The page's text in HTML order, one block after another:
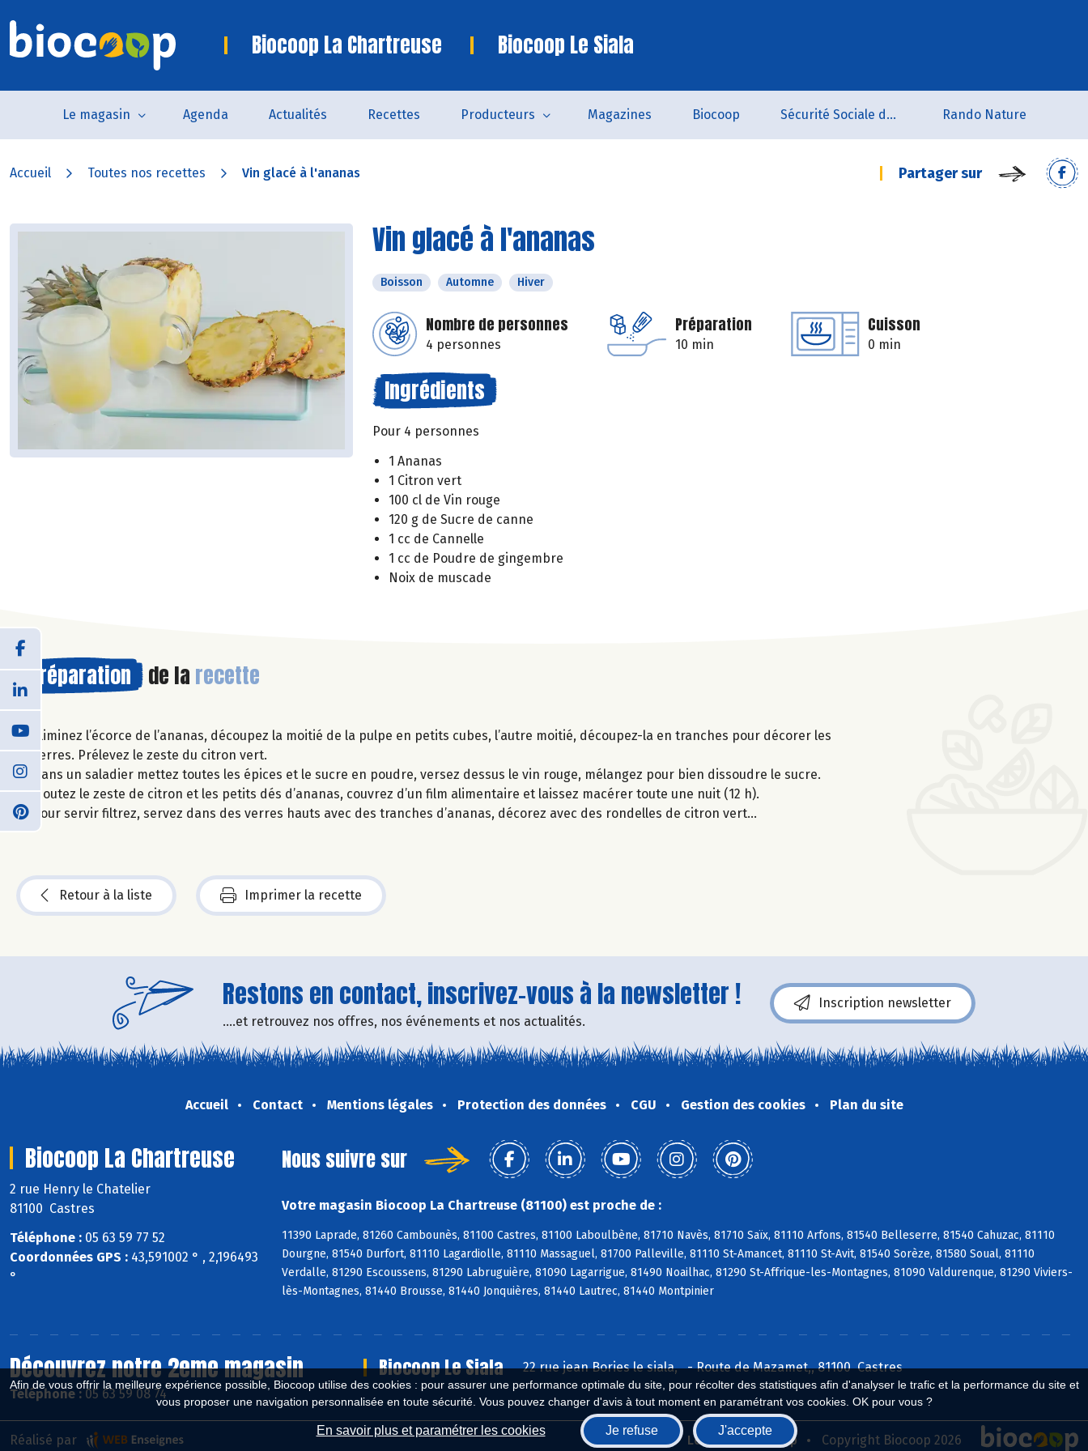
Afin de vous offrir la meilleure expérience possible, Biocoop utilise des cookies : pour assurer une performance optimale du site, pour récolter des statistiques afin d'analyser le trafic et la performance du site et
vous proposer une navigation personnalisée en toute sécurité. Vous pouvez changer d'avis à tout moment en paramétrant vos cookies. OK pour vous ?
En savoir plus et paramétrer les cookies Je refuse J'accepte
Biocoop La Chartreuse Biocoop Le Siala
Le magasin Agenda Actualités Recettes Producteurs Magazines Biocoop Sécurité Sociale de l'Alimentation du Tarn Sud Rando Nature
Accueil Toutes nos recettes Vin glacé à l'ananas Partager sur
Vin glacé à l'ananas
Boisson Automne Hiver
Nombre de personnes
4 personnes
Préparation
10 min
Cuisson
0 min
Ingrédients
Pour 4 personnes
1 Ananas
1 Citron vert
100 cl de Vin rouge
120 g de Sucre de canne
1 cc de Cannelle
1 cc de Poudre de gingembre
Noix de muscade
Préparation de la recette
Eliminez l’écorce de l’ananas, découpez la moitié de la pulpe en petits cubes, l’autre moitié, découpez-la en tranches pour décorer les
verres. Prélevez le zeste du citron vert.
Dans un saladier mettez toutes les épices et le sucre en poudre, versez dessus le vin rouge, mélangez pour bien dissoudre le sucre.
Ajoutez le zeste de citron et les petits dés d’ananas, couvrez d’un film alimentaire et laissez macérer toute une nuit (12 h).
Pour servir filtrez, servez dans des verres hauts avec des tranches d’ananas, décorez avec des rondelles de citron vert…
Retour à la liste Imprimer la recette
Restons en contact, inscrivez-vous à la newsletter !
....et retrouvez nos offres, nos événements et nos actualités.
Inscription newsletter
Accueil Contact Mentions légales Protection des données CGU Gestion des cookies Plan du site
Biocoop La Chartreuse
2 rue Henry le Chatelier
81100 Castres
Téléphone : 05 63 59 77 52
Coordonnées GPS : 43,591002 ° , 2,196493
°
Nous suivre sur
Votre magasin Biocoop La Chartreuse (81100) est proche de :
11390 Laprade, 81260 Cambounès, 81100 Castres, 81100 Laboulbène, 81710 Navès, 81710 Saïx, 81110 Arfons, 81540 Belleserre, 81540 Cahuzac, 81110
Dourgne, 81540 Durfort, 81110 Lagardiolle, 81110 Massaguel, 81700 Palleville, 81110 St-Amancet, 81110 St-Avit, 81540 Sorèze, 81580 Soual, 81110
Verdalle, 81290 Escoussens, 81290 Labruguière, 81090 Lagarrigue, 81490 Noailhac, 81290 St-Affrique-les-Montagnes, 81090 Valdurenque, 81290 Viviers-
lès-Montagnes, 81440 Brousse, 81440 Jonquières, 81440 Lautrec, 81440 Montpinier
Découvrez notre 2eme magasin Biocoop Le Siala 22 rue jean Bories le siala,-Route de Mazamet,, 81100 Castres
Téléphone : 05 63 59 08 74
Biocoop.fr Le réseau Biocoop Copyright Biocoop 2026
Réalisé par